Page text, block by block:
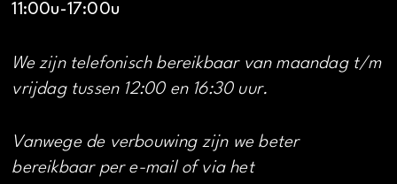
11:00u-17:00u
We zijn telefonisch bereikbaar van maandag t/m
vrijdag tussen 12:00 en 16:30 uur.
Vanwege de verbouwing zijn we beter
bereikbaar per e-mail of via het